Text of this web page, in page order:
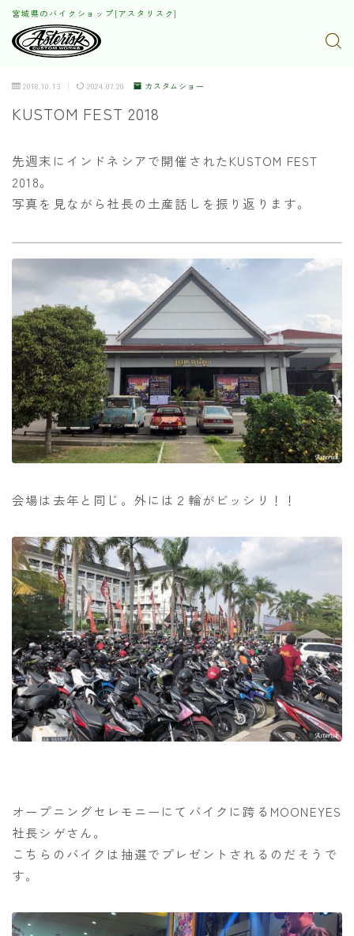
宮城県のバイクショップ[アスタリスク]
2018.10.13 2024.07.20 カスタムショー
KUSTOM FEST 2018
先週末にインドネシアで開催されたKUSTOM FEST
2018。
写真を見ながら社長の土産話しを振り返ります。
会場は去年と同じ。外には２輪がビッシリ！！
オープニングセレモニーにてバイクに跨るMOONEYES
社長シゲさん。
こちらのバイクは抽選でプレゼントされるのだそうで
す。